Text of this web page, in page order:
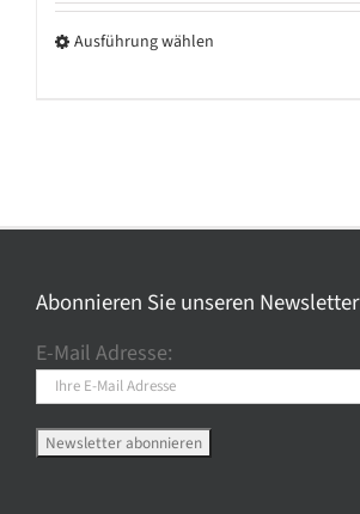
Ausführung wählen
auf.
Optionen
auf
der
Produktseite
gewählt
Abonnieren Sie unseren Newsletter
E-Mail Adresse: